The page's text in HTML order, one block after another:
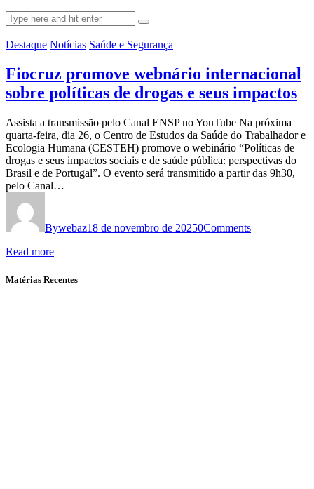
Destaque Notícias Saúde e Segurança
Fiocruz promove webnário internacional
sobre políticas de drogas e seus impactos
Assista a transmissão pelo Canal ENSP no YouTube Na próxima
quarta-feira, dia 26, o Centro de Estudos da Saúde do Trabalhador e
Ecologia Humana (CESTEH) promove o webinário “Políticas de
drogas e seus impactos sociais e de saúde pública: perspectivas do
Brasil e de Portugal”. O evento será transmitido a partir das 9h30,
pelo Canal…
Bywebaz18 de novembro de 20250Comments
Read more
Matérias Recentes